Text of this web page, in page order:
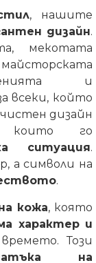
, нашите
дизайн.
мекотата
и
всеки, който
дизайн
го
ситуация.
а символи на
.
кожа, която
характер и
Този
на